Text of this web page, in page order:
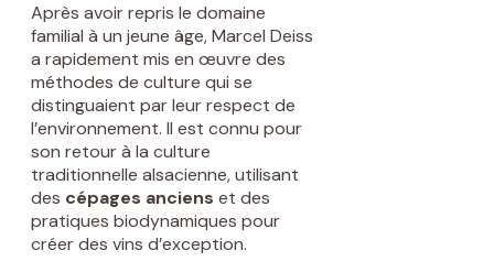
Après avoir repris le domaine
familial à un jeune âge, Marcel Deiss
a rapidement mis en œuvre des
méthodes de culture qui se
distinguaient par leur respect de
l’environnement. Il est connu pour
son retour à la culture
traditionnelle alsacienne, utilisant
des cépages anciens et des
pratiques biodynamiques pour
créer des vins d’exception.